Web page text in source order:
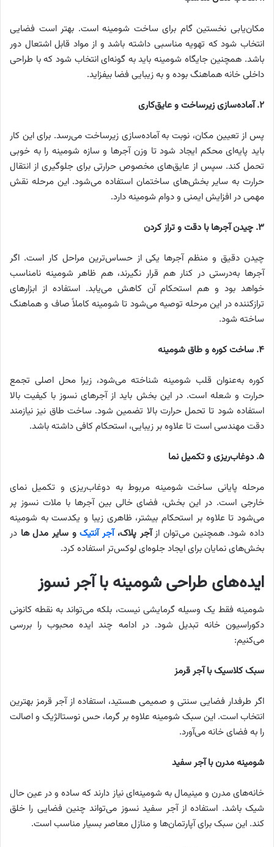
مکان‌یابی نخستین گام برای ساخت شومینه است. بهتر است فضایی
انتخاب شود که تهویه مناسبی داشته باشد و از مواد قابل اشتعال دور
باشد. همچنین جایگاه شومینه باید به گونه‌ای انتخاب شود که با طراحی
داخلی خانه هماهنگ بوده و به زیبایی فضا بیفزاید.
۲.آماده‌سازی زیرساخت و عایق‌کاری
پس از تعیین مکان، نوبت به آماده‌سازی زیرساخت می‌رسد. برای این کار
باید پایه‌ای محکم ایجاد شود تا وزن آجرها و سازه شومینه را به خوبی
تحمل کند. سپس از عایق‌های مخصوص حرارتی برای جلوگیری از انتقال
حرارت به سایر بخش‌های ساختمان استفاده می‌شود. این مرحله نقش
مهمی در افزایش ایمنی و دوام شومینه دارد.
۳. چیدن آجرها با دقت و تراز کردن
چیدن دقیق و منظم آجرها یکی از حساس‌ترین مراحل کار است. اگر
آجرها به‌درستی در کنار هم قرار نگیرند، هم ظاهر شومینه نامناسب
خواهد بود و هم استحکام آن کاهش می‌یابد. استفاده از ابزارهای
ترازکننده در این مرحله توصیه می‌شود تا شومینه کاملاً صاف و هماهنگ
ساخته شود.
۴. ساخت کوره و طاق شومینه
کوره به‌عنوان قلب شومینه شناخته می‌شود، زیرا محل اصلی تجمع
حرارت و شعله است. در این بخش باید از آجرهای نسوز با کیفیت بالا
استفاده شود تا تحمل حرارت بالا تضمین شود. ساخت طاق نیز نیازمند
دقت مهندسی است تا علاوه بر زیبایی، استحکام کافی داشته باشد.
۵. دوغاب‌ریزی و تکمیل نما
مرحله پایانی ساخت شومینه مربوط به دوغاب‌ریزی و تکمیل نمای
خارجی است. در این بخش، فضای خالی بین آجرها با ملات نسوز پر
می‌شود تا علاوه بر استحکام بیشتر، ظاهری زیبا و یکدست به شومینه
داده شود. همچنین می‌توان ازآجر پلاک، آجر آنتیکو سایر مدل ها در
بخش‌های نمایان برای ایجاد جلوه‌ای لوکس‌تر استفاده کرد.
ایده‌های طراحی شومینه با آجر نسوز
شومینه فقط یک وسیله گرمایشی نیست، بلکه می‌تواند به نقطه کانونی
دکوراسیون خانه تبدیل شود. در ادامه چند ایده محبوب را بررسی
می‌کنیم:
سبک کلاسیک با آجر قرمز
اگر طرفدار فضایی سنتی و صمیمی هستید، استفاده از آجر قرمز بهترین
انتخاب است. این سبک شومینه علاوه بر گرما، حس نوستالژیک و اصالت
را به فضای خانه می‌آورد.
شومینه مدرن با آجر سفید
خانه‌های مدرن و مینیمال به شومینه‌ای نیاز دارند که ساده و در عین حال
شیک باشد. استفاده از آجر سفید نسوز می‌تواند چنین فضایی را خلق
کند. این سبک برای آپارتمان‌ها و منازل معاصر بسیار مناسب است.